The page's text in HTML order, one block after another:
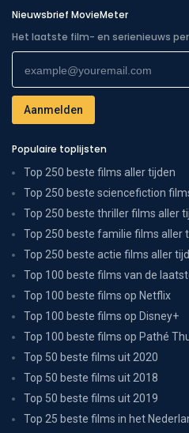
Nieuwsbrief MovieMeter
Het laatste film- en serienieuws
Populaire toplijsten
Top 250 beste films aller tijden
Top 250 beste sciencefiction
Top 250 beste thriller films aller
Top 250 beste familie films aller
Top 250 beste actie films aller
Top 100 beste films van de
Top 100 beste films op Netflix
Top 100 beste films op Disney+
Top 100 beste films op Pathé
Top 50 beste films uit 2020
Top 50 beste films uit 2018
Top 50 beste films uit 2019
Top 25 beste films in het